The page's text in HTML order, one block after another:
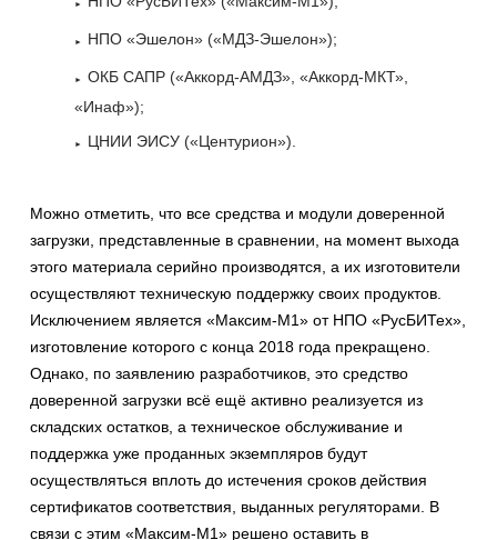
НПО «Эшелон» («МДЗ-Эшелон»);
ОКБ САПР («Аккорд-АМДЗ», «Аккорд-МКТ»,
«Инаф»);
ЦНИИ ЭИСУ («Центурион»).
Можно отметить, что все средства и модули доверенной
загрузки, представленные в сравнении, на момент выхода
этого материала серийно производятся, а их изготовители
осуществляют техническую поддержку своих продуктов.
Исключением является «Максим-М1» от НПО «РусБИТех»,
изготовление которого с конца 2018 года прекращено.
Однако, по заявлению разработчиков, это средство
доверенной загрузки всё ещё активно реализуется из
складских остатков, а техническое обслуживание и
поддержка уже проданных экземпляров будут
осуществляться вплоть до истечения сроков действия
сертификатов соответствия, выданных регуляторами. В
связи с этим «Максим-М1» решено оставить в